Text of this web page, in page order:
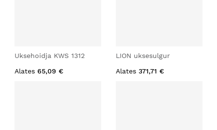
Uksehoidja KWS 1312
Alates 65,09 €
LION uksesulgur
Alates 371,71 €